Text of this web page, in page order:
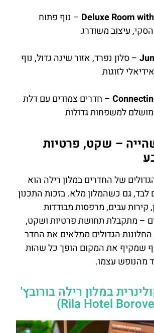
Deluxe Room – נוף פתוח
עיצוב משודרג
– סלון נפרד, אזור שינה גדול, נוף
לזוגות
– חדרים צמודים עם דלת
למשפחות גדולות
– שקט, פרטיות
של החדרים במלון רילה הוא
גם כשהמלון מלא. בזכות התכנון
קירות עבים, מרפסות מבודדות
– מתקבלת תחושת פרטיות ושקט,
החלונות הגדולים ממלאים את החדר
שמקיף את המקום הופך כל שהות
מהנופש עצמו.
במלון רילה בורובץ'